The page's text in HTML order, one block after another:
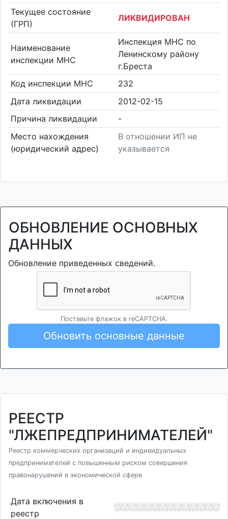
Текущее состояние
(ГРП)
ЛИКВИДИРОВАН
Наименование
инспекции МНС
Инспекция МНС по
Ленинскому району
г.Бреста
Код инспекции МНС
232
Дата ликвидации
2012-02-15
Причина ликвидации
-
Место нахождения
(юридический адрес)
В отношении ИП не
указывается
ОБНОВЛЕНИЕ ОСНОВНЫХ
ДАННЫХ
Обновление приведенных сведений.
Поставьте флажок в reCAPTCHA.
Обновить основные данные
РЕЕСТР
"ЛЖЕПРЕДПРИНИМАТЕЛЕЙ"
Реестр коммерческих организаций и индивидуальных
предпринимателей с повышенным риском совершения
правонарушений в экономической сфере
Дата включения в
реестр